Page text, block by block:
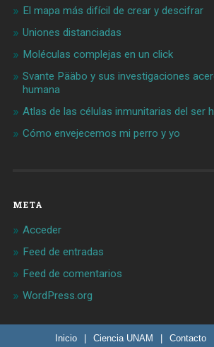
El mapa más difícil de crear y descifrar
Uniones distanciadas
Moléculas complejas en un click
Svante Pääbo y sus investigaciones
humana
Atlas de las células inmunitarias del ser
Cómo envejecemos mi perro y yo
META
Acceder
Feed de entradas
Feed de comentarios
WordPress.org
Inicio | Ciencia UNAM | Contacto